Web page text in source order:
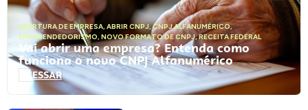
ABERTURA DE EMPRESA, ABRIR CNPJ,CNPJ ALFANUMÉRICO,
EMPREENDEDORISMO, NOVO FORMATO DE CNPJ,RECEITA FEDERAL
Vai abrir uma empresa? Entenda como
funciona o novo CNPJ Alfanumérico
ACESSAR